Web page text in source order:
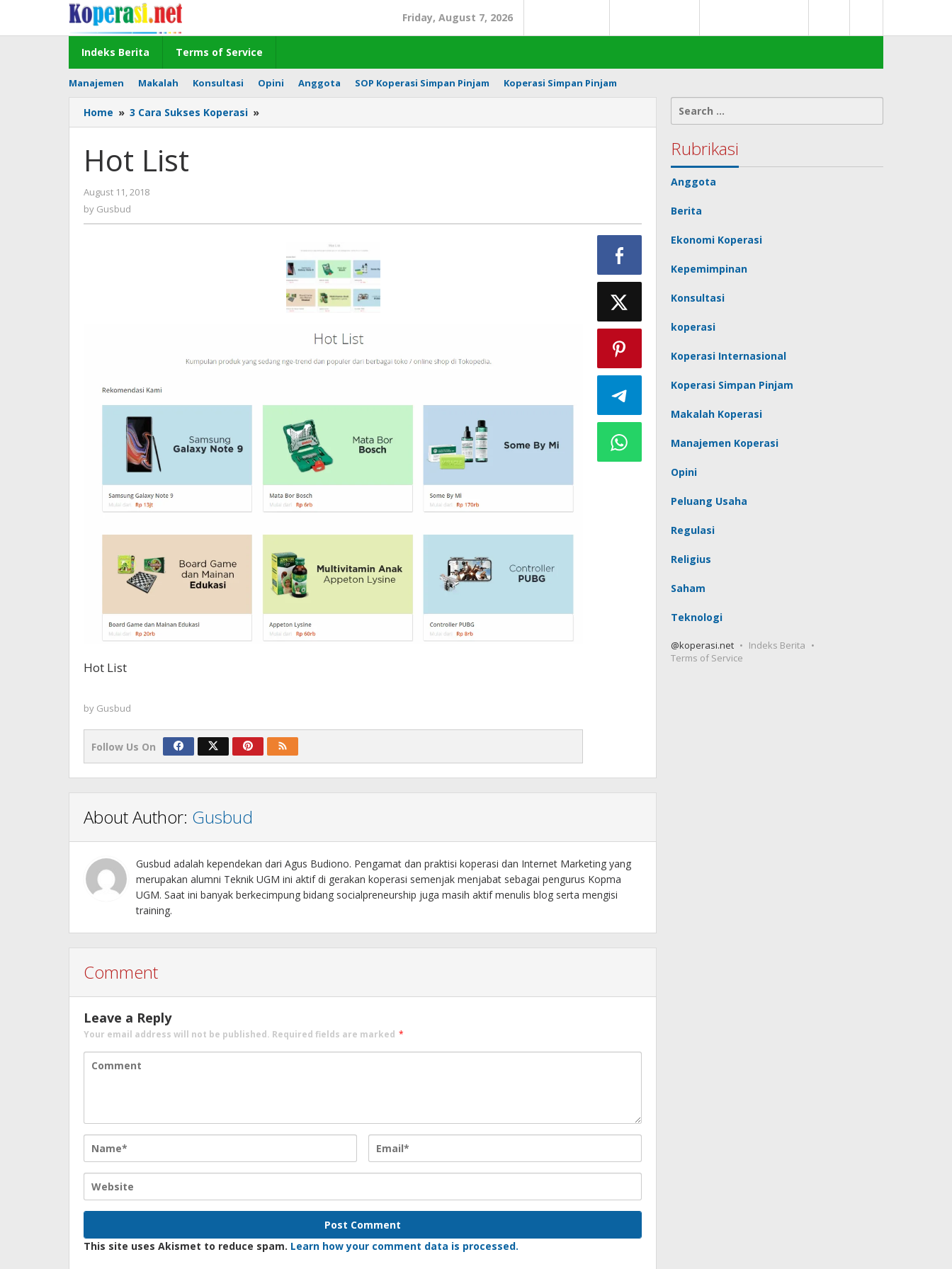
content
Friday, August 7, 2026
Indeks Berita Terms of Service
Manajemen Makalah Konsultasi Opini Anggota SOP Koperasi Simpan Pinjam Koperasi Simpan Pinjam
Home » 3 Cara Sukses Koperasi »
List
Hot List
August 11, 2018
by Gusbud
Hot List
by Gusbud
Follow Us On
About Author: Gusbud
Gusbud adalah kependekan dari Agus Budiono. Pengamat dan praktisi koperasi dan Internet Marketing yang
merupakan alumni Teknik UGM ini aktif di gerakan koperasi semenjak menjabat sebagai pengurus Kopma
UGM. Saat ini banyak berkecimpung bidang socialpreneurship juga masih aktif menulis blog serta mengisi
training.
Comment
Leave a Reply
Your email address will not be published. Required fields are marked *
This site uses Akismet to reduce spam. Learn how your comment data is processed.
for:
Rubrikasi
Anggota
Berita
Ekonomi Koperasi
Kepemimpinan
Konsultasi
koperasi
Koperasi Internasional
Koperasi Simpan Pinjam
Makalah Koperasi
Manajemen Koperasi
Opini
Peluang Usaha
Regulasi
Religius
Saham
Teknologi
@koperasi.net
Indeks Berita
Terms of Service